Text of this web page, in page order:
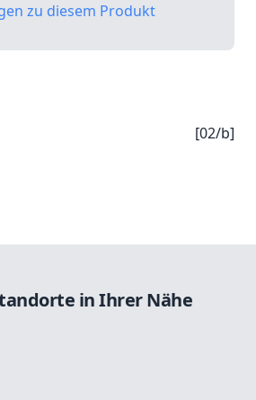
zu diesem Produkt
[02/b]
in Ihrer Nähe